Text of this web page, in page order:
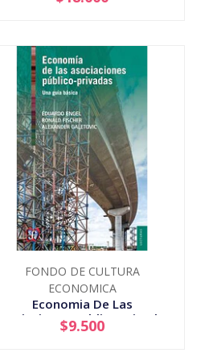
+
FONDO DE CULTURA
ECONOMICA
Economia De Las
Asociaciones Publico Privadas
+
$9.500